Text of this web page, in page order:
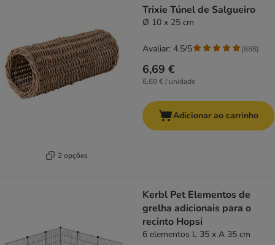
2 opções
Trixie Túnel de Salgueiro
Ø 10 x 25 cm
6,69 €
6,69 € / unidade
Avaliar: 4.5/5 (888)
Adicionar ao carrinho
Kerbl Pet Elementos de
grelha adicionais para o
recinto Hopsi
6 elementos L 35 x A 35 cm